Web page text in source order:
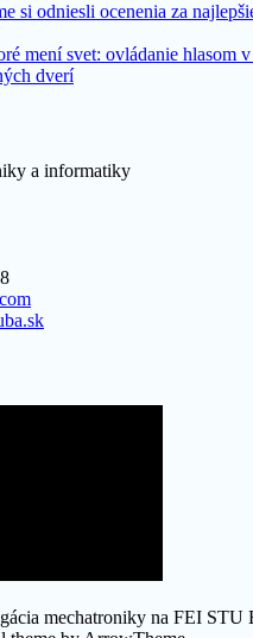
si odniesli ocenenia za
mení svet: ovládanie hlasom
dverí
a informatiky
mechatroniky na FEI STU